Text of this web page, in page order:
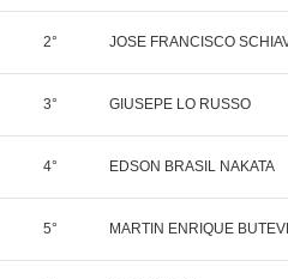
2° JOSE FRANCISCO
3° GIUSEPE LO RUSSO
4° EDSON BRASIL NAKATA
5° MARTIN ENRIQUE